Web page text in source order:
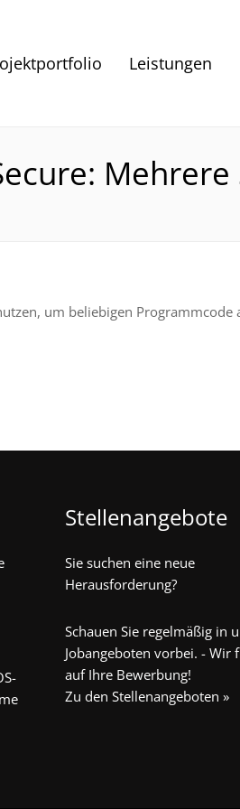
Leistungen
um beliebigen
Stellenangebote
Sie suchen eine neue
Herausforderung?
Schauen Sie regelmäßig in
Jobangeboten vorbei. - Wir
auf Ihre Bewerbung!
Zu den Stellenangeboten »